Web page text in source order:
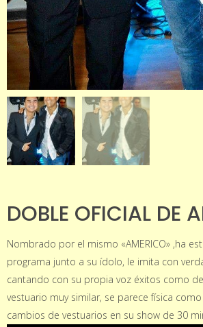
DOBLE OFICIAL DE
Nombrado por el mismo «AMERICO» ,ha
programa junto a su ídolo, le imita con
cantando con su propia voz éxitos como
vestuario muy similar, se parece física
cambios de vestuarios en su show de 30